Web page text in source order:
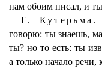
нам обоим писал, и
Г. Кутерьма.
говорю: ты знаешь,
ты? но то есть: ты
а только начало